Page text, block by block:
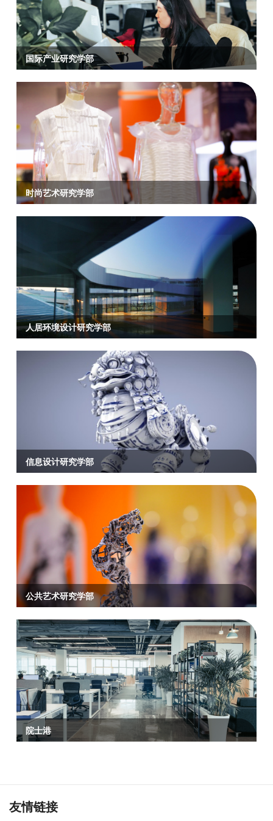
国际产业研究学部
时尚艺术研究学部
人居环境设计研究学部
信息设计研究学部
公共艺术研究学部
院士港
友情链接